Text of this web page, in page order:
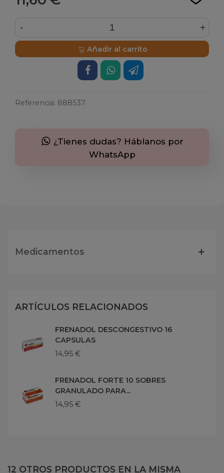
- +
Añadir al carrito
Referencia: 888537
¿Tienes dudas? Háblanos por
WhatsApp
Medicamentos
ARTÍCULOS RELACIONADOS
FRENADOL DESCONGESTIVO 16
CAPSULAS
14,95 €
FRENADOL FORTE 10 SOBRES
GRANULADO PARA...
14,95 €
12 OTROS PRODUCTOS EN LA MISMA